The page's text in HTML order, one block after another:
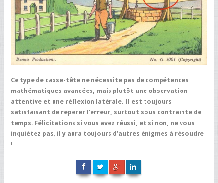
Ce type de casse-tête ne nécessite pas de compétences
mathématiques avancées, mais plutôt une observation
attentive et une réflexion latérale. Il est toujours
satisfaisant de repérer l’erreur, surtout sous contrainte de
temps. Félicitations si vous avez réussi, et si non, ne vous
inquiétez pas, il y aura toujours d’autres énigmes à résoudre
!